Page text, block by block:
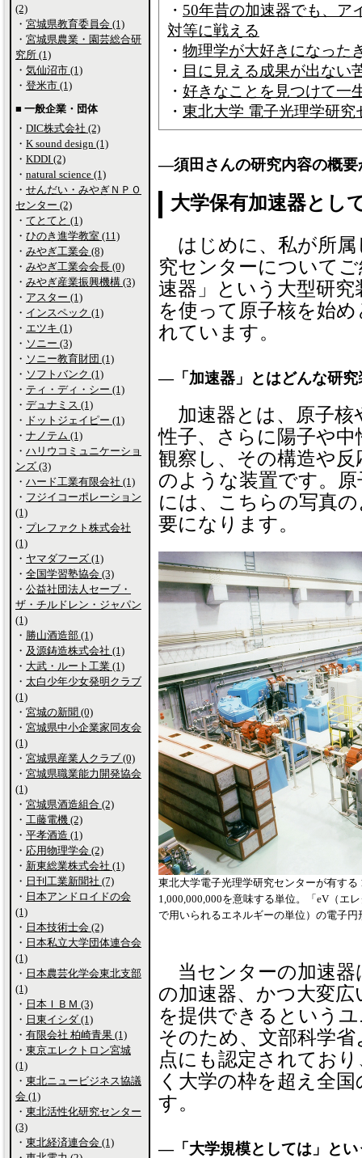
・ 50年昔の加速器でも、ア
対等に戦える
・ 物理学が大好きになった
・ 目に見える成果が出ない
・ 好きなことを見つけて一
・ 東北大学 電子光理学研
―須田さんの研究内容の概要
大学保有加速器とし
はじめに、私が所属
究センターについて
速器」という大型研
を使って原子核を始
れています。
―「加速器」とはどんな研究
加速器とは、原子核
性子、さらに陽子や
観察し、その構造や
のような装置です。
には、こちらの写真
要になります。
東北大学電子光理学研究センターが有す
1,000,000,000を意味する単位。「eV（エ
で用いられるエネルギーの単位）の電子円
当センターの加速器
の加速器、かつ大変
を提供できるという
そのため、文部科学
点にも認定されてお
く大学の枠を超え全
す。
―「大学規模としては」とい
(2)
・ 宮城県教育委員会 (1)
・ 宮城県農業・園芸総合研
究所 (1)
・ 気仙沼市 (1)
・ 登米市 (1)
■ 一般企業・団体
・ DIC株式会社 (2)
・ K sound design (1)
・ KDDI (2)
・ natural science (1)
・ せんだい・みやぎＮＰＯ
センター (2)
・ てとてと (1)
・ ひのき進学教室 (11)
・ みやぎ工業会 (8)
・ みやぎ工業会会長 (0)
・ みやぎ産業振興機構 (3)
・ アスター (1)
・ インスペック (1)
・ エツキ (1)
・ ソニー (3)
・ ソニー教育財団 (1)
・ ソフトバンク (1)
・ ティ・ディ・シー (1)
・ デュナミス (1)
・ ドットジェイピー (1)
・ ナノテム (1)
・ ハリウコミュニケーショ
ンズ (3)
・ ハード工業有限会社 (1)
・ フジイコーポレーション
(1)
・ プレファクト株式会社
(1)
・ ヤマダフーズ (1)
・ 全国学習塾協会 (3)
・ 公益社団法人セーブ・
ザ・チルドレン・ジャパン
(1)
・ 勝山酒造部 (1)
・ 及源鋳造株式会社 (1)
・ 大武・ルート工業 (1)
・ 太白少年少女発明クラブ
(1)
・ 宮城の新聞 (0)
・ 宮城県中小企業家同友会
(1)
・ 宮城県産業人クラブ (0)
・ 宮城県職業能力開発協会
(1)
・ 宮城県酒造組合 (2)
・ 工藤電機 (2)
・ 平孝酒造 (1)
・ 応用物理学会 (2)
・ 新東総業株式会社 (1)
・ 日刊工業新聞社 (7)
・ 日本アンドロイドの会
(1)
・ 日本技術士会 (2)
・ 日本私立大学団体連合会
(1)
・ 日本農芸化学会東北支部
(1)
・ 日本ＩＢＭ (3)
・ 日東イシダ (1)
・ 有限会社 柏崎青果 (1)
・ 東京エレクトロン宮城
(1)
・ 東北ニュービジネス協議
会 (1)
・ 東北活性化研究センター
(3)
・ 東北経済連合会 (1)